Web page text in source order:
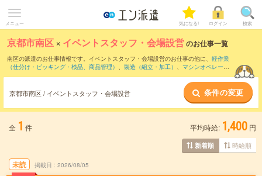
メニュー 気になる! ログイン 検索
京都市南区 × イベントスタッフ・会場設営のお仕事一覧
南区の派遣のお仕事情報です。イベントスタッフ・会場設営のお仕事の他に、 軽作業
（仕分け・ピッキング・検品、商品管理） 、 製造（組立・加工） 、 マシンオペレータ
イベントスタッフ・会場設営の
お仕事とは？とは？
京都市南区 / イベントスタッフ・会場設営 条件の変更
全 1 件 平均時給: 1,400 円
新着順 時給順
未読 掲載日 2026/08/05